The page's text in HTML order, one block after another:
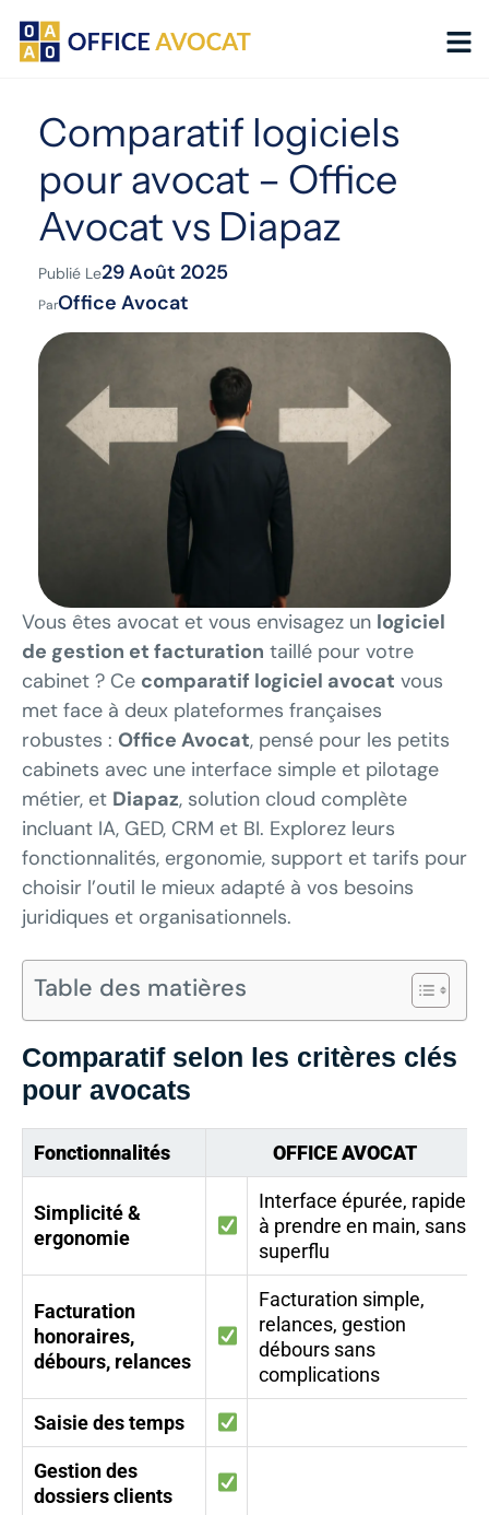
Comparatif logiciels
pour avocat – Office
Avocat vs Diapaz
Publié Le29 Août 2025
ParOffice Avocat
Vous êtes avocat et vous envisagez un logiciel
de gestion et facturation taillé pour votre
cabinet ? Ce comparatif logiciel avocat vous
met face à deux plateformes françaises
robustes : Office Avocat, pensé pour les petits
cabinets avec une interface simple et pilotage
métier, et Diapaz, solution cloud complète
incluant IA, GED, CRM et BI. Explorez leurs
fonctionnalités, ergonomie, support et tarifs pour
choisir l’outil le mieux adapté à vos besoins
juridiques et organisationnels.
Table des matières
Comparatif selon les critères clés
pour avocats
Fonctionnalités OFFICE AVOCAT
Simplicité &
ergonomie
Interface épurée, rapide
à prendre en main, sans
superflu
Facturation
honoraires,
débours, relances
Facturation simple,
relances, gestion
débours sans
complications
Saisie des temps
Gestion des
dossiers clients